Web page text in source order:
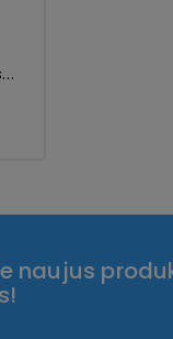
naujus